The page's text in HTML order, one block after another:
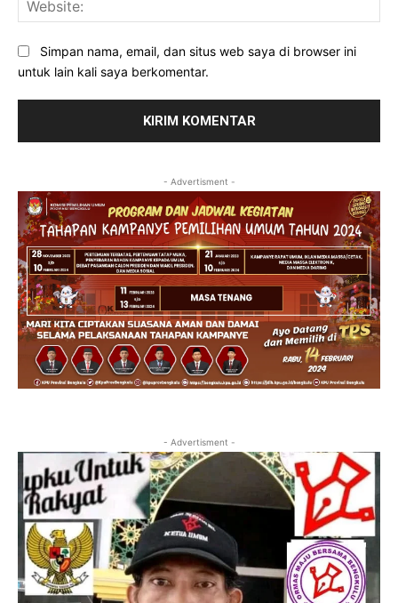
Simpan nama, email, dan situs web saya di browser ini
untuk lain kali saya berkomentar.
- Advertisment -
- Advertisment -